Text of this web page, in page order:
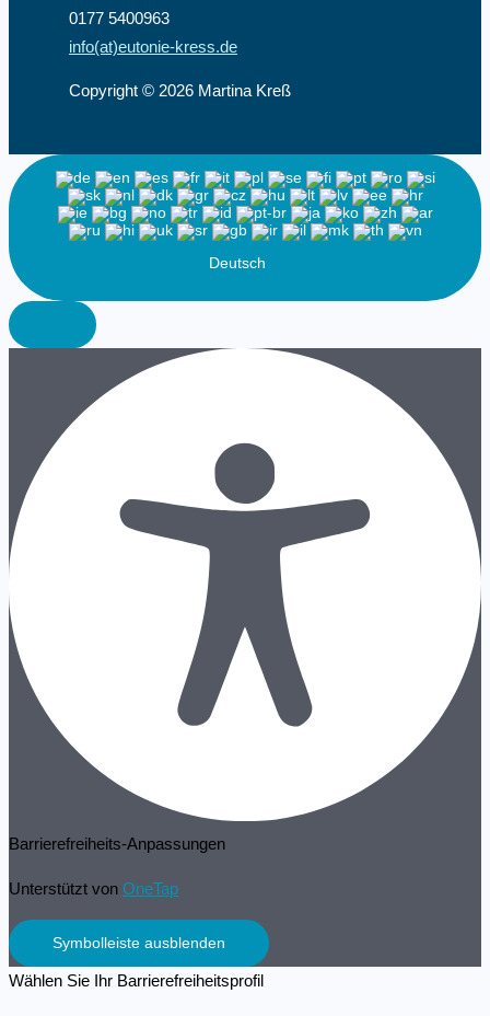
0177 5400963
info(at)eutonie-kress.de
Copyright © 2026 Martina Kreß
Deutsch
Barrierefreiheits-Anpassungen
Unterstützt von OneTap
Symbolleiste ausblenden
Wählen Sie Ihr Barrierefreiheitsprofil